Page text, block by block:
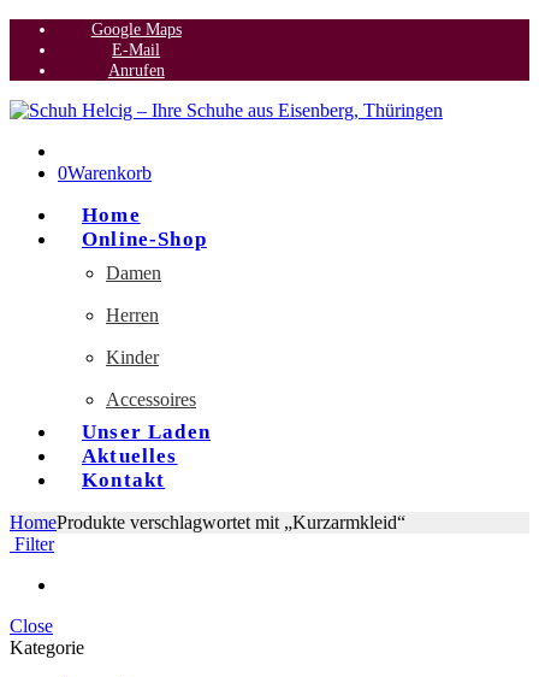
Google Maps
E-Mail
Anrufen
0Warenkorb
Home
Online-Shop
Damen
Herren
Kinder
Accessoires
Unser Laden
Aktuelles
Kontakt
HomeProdukte verschlagwortet mit „Kurzarmkleid“
Filter
Close
Kategorie